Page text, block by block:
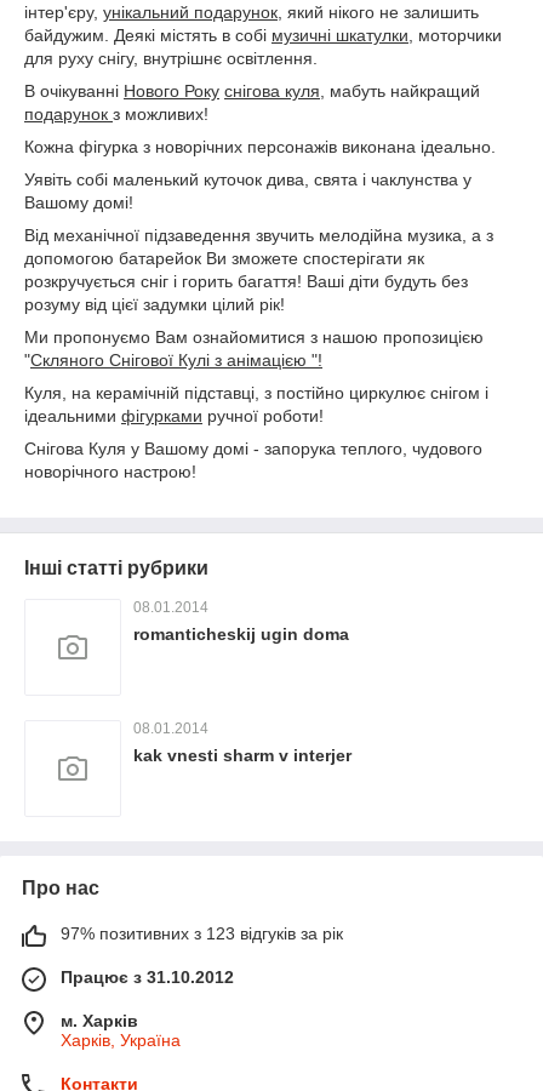
інтер'єру, унікальний подарунок , який нікого не залишить
байдужим. Деякі містять в собі музичні шкатулки , моторчики
для руху снігу, внутрішнє освітлення.
В очікуванні Нового Року снігова куля , мабуть найкращий
подарунок з можливих!
Кожна фігурка з новорічних персонажів виконана ідеально.
Уявіть собі маленький куточок дива, свята і чаклунства у
Вашому домі!
Від механічної підзаведення звучить мелодійна музика, а з
допомогою батарейок Ви зможете спостерігати як
розкручується сніг і горить багаття! Ваші діти будуть без
розуму від цієї задумки цілий рік!
Ми пропонуємо Вам ознайомитися з нашою пропозицією
"Скляного Снігової Кулі з анімацією "!
Куля, на керамічній підставці, з постійно циркулює снігом і
ідеальними фігурками ручної роботи!
Снігова Куля у Вашому домі - запорука теплого, чудового
новорічного настрою!
Інші статті рубрики
08.01.2014
romanticheskij ugin doma
08.01.2014
kak vnesti sharm v interjer
Про нас
97% позитивних з 123 відгуків за рік
Працює з 31.10.2012
м. Харків
Харків, Україна
Контакти